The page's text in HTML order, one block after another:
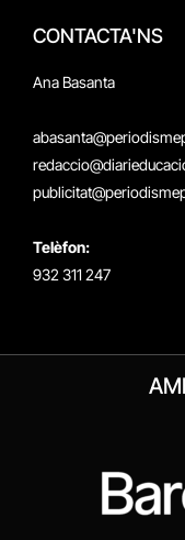
CONTACTA'NS
Ana Basanta
Telèfon:
932 311 247